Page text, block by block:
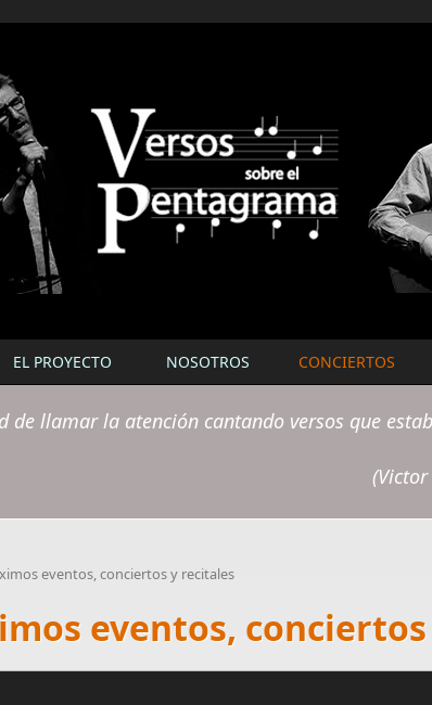
EL PROYECTO NOSOTROS CONCIERTOS
de llamar la atención cantando versos que
eventos, conciertos y recitales
eventos,